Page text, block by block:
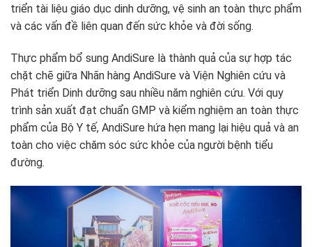
triển tài liệu giáo dục dinh dưỡng, vệ sinh an toàn thực phẩm
và các vấn đề liên quan đến sức khỏe và đời sống.
Thực phẩm bổ sung AndiSure là thành quả của sự hợp tác
chặt chẽ giữa Nhãn hàng AndiSure và Viện Nghiên cứu và
Phát triển Dinh dưỡng sau nhiều năm nghiên cứu. Với quy
trình sản xuất đạt chuẩn GMP và kiểm nghiệm an toàn thực
phẩm của Bộ Y tế, AndiSure hứa hẹn mang lại hiệu quả và an
toàn cho việc chăm sóc sức khỏe của người bệnh tiểu
đường.